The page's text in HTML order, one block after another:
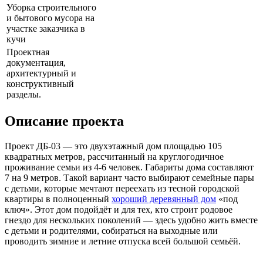
Уборка строительного
и бытового мусора на
участке заказчика в
кучи
Проектная
документация,
архитектурный и
конструктивный
разделы.
Описание проекта
Проект ДБ-03 — это двухэтажный дом площадью 105
квадратных метров, рассчитанный на круглогодичное
проживание семьи из 4-6 человек. Габариты дома составляют
7 на 9 метров. Такой вариант часто выбирают семейные пары
с детьми, которые мечтают переехать из тесной городской
квартиры в полноценный хороший деревянный дом «под
ключ». Этот дом подойдёт и для тех, кто строит родовое
гнездо для нескольких поколений — здесь удобно жить вместе
с детьми и родителями, собираться на выходные или
проводить зимние и летние отпуска всей большой семьёй.